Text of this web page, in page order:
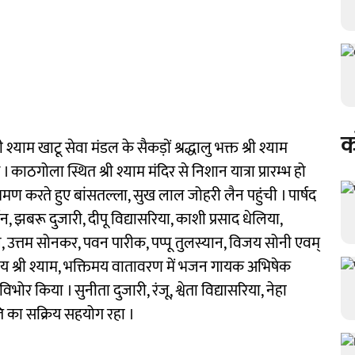
श्याम खाटू सेवा मंडल के सैकड़ों श्रद्धालु भक्त श्री श्याम
स्थित श्री श्याम मंदिर से निशान यात्रा प्रारम्भ हो
भ्रमण करते हुए बांसतल्ला, सुख लाल जोहरी लैन पहुंची । पार्षद
दुजारी, दीपू विद्यासरिया, काशी प्रसाद धेलिया,
सोनकर, पवन पारीक, पप्पू तुलस्यान, विजय सोनी एवम्
श्री श्याम, भक्तिमय वातावरण में भजन गायक अभिषेक
किया । सुनीता दुजारी, रंजू, श्वेता विद्यासरिया, नेहा
सक्रिय सहयोग रहा ।